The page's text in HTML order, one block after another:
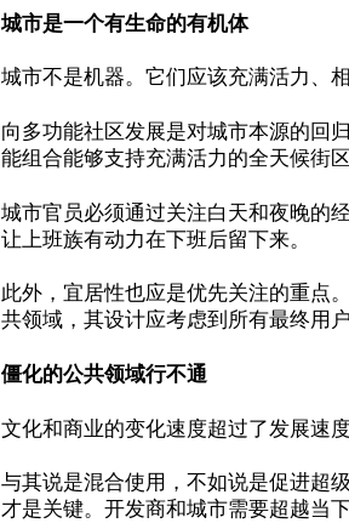
城市是一个有生命的有机体
城市不是机器。它们应该充满活力、
向多功能社区发展是对城市本源的回
能组合能够支持充满活力的全天候街
城市官员必须通过关注白天和夜晚的
让上班族有动力在下班后留下来。
此外，宜居性也应是优先关注的重点
共领域，其设计应考虑到所有最终用户
僵化的公共领域行不通
文化和商业的变化速度超过了发展速
与其说是混合使用，不如说是促进超
才是关键。开发商和城市需要超越当